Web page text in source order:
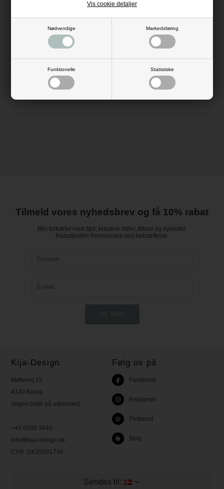
Nødvendige Markedsføring
Funktionelle Statistiske
Vis cookie detaljer
Match med sølvfarvede servietter og lys for et gennemgående sølvtema.
den runde fødselsdag, til jul eller nytår.
Hos kija-design.dk har vi alle de smukke ting, du har brug for til at gøre din
næste fest til en drømmefest.
Tilmeld vores nyhedsbrev og få 10% rabat
Bliv forkælet med tips, kreative idéer, tilbud og nyheder.
Rabatkoden fremsendes ved bekræftelse.
Kija-Design
Møllevej 15
4140 Borup
(Ingen butik på adressen)
+45 6089 3645
info@kija-design.dk
CVR: DK35501746
Følg os på
Facebook
Instagram
Pinterest
Blog
Sendes til: